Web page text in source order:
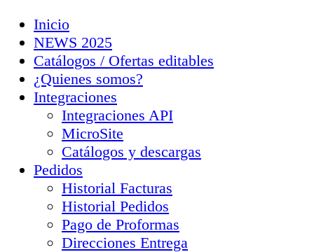
Inicio
NEWS 2025
Catálogos / Ofertas editables
¿Quienes somos?
Integraciones
Integraciones API
MicroSite
Catálogos y descargas
Pedidos
Historial Facturas
Historial Pedidos
Pago de Proformas
Direcciones Entrega